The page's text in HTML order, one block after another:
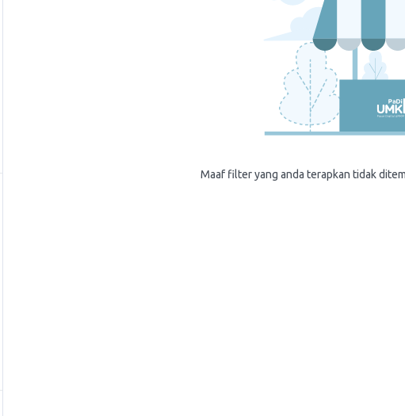
Maaf filter yang anda terapkan tidak